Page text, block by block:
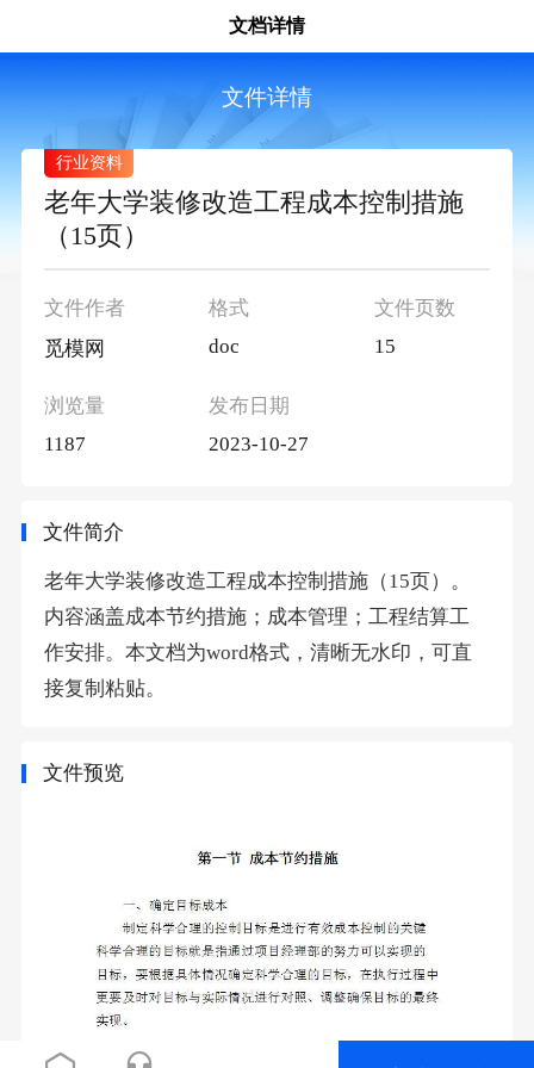
文档详情
文件详情
老年大学装修改造工程成本控制措施
（15页）
行业资料
文件作者
觅模网
格式
doc
文件页数
15
浏览量
1187
发布日期
2023-10-27
文件简介
老年大学装修改造工程成本控制措施（15页）。
内容涵盖成本节约措施；成本管理；工程结算工
作安排。本文档为word格式，清晰无水印，可直
接复制粘贴。
文件预览